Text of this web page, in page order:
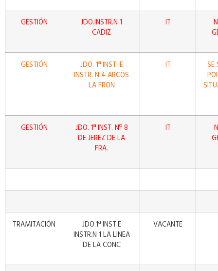
GESTIÓN
JDO.INSTR.N 1
CADIZ
IT
GESTIÓN
JDO. 1ª INST. E
INSTR. N 4 ARCOS
LA FRON
IT
SE
GESTIÓN
JDO. 1ª INST. Nº 8
DE JEREZ DE LA
FRA.
IT
TRAMITACIÓN
JDO.1ª INST.E
INSTR.N 1 LA LINEA
DE LA CONC
VACANTE